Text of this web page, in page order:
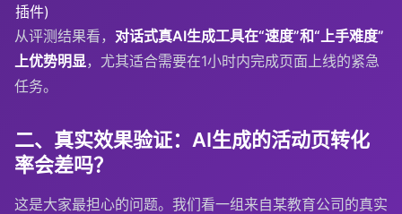
插件)
从评测结果看， 对话式真AI生成工具在“速度”和“上手难度”
上优势明显 ，尤其适合需要在1小时内完成页面上线的紧急
任务。
二、真实效果验证：AI生成的活动页转化
率会差吗？
这是大家最担心的问题。我们看一组来自某教育公司的真实